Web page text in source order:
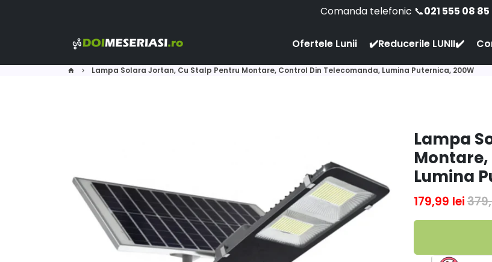
Comanda telefonic 📞021 555 08 85
Ofertele Lunii ✔️Reducerile LUNII✔️
home keyboard_arrow_right Lampa Solara Jortan, Cu Stalp Pentru Montare, Control Din Telecomanda, Lumina Puternica, 200W
Lampa
Lumina
179,99 lei